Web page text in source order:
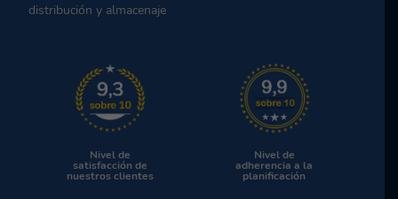
distribución y almacenaje
Nivel de
satisfacción de
nuestros clientes
Nivel de
adherencia a la
planificación